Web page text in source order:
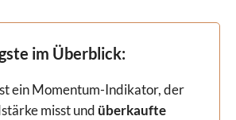
im Überblick:
ein Momentum-Indikator, der
misst und überkaufte